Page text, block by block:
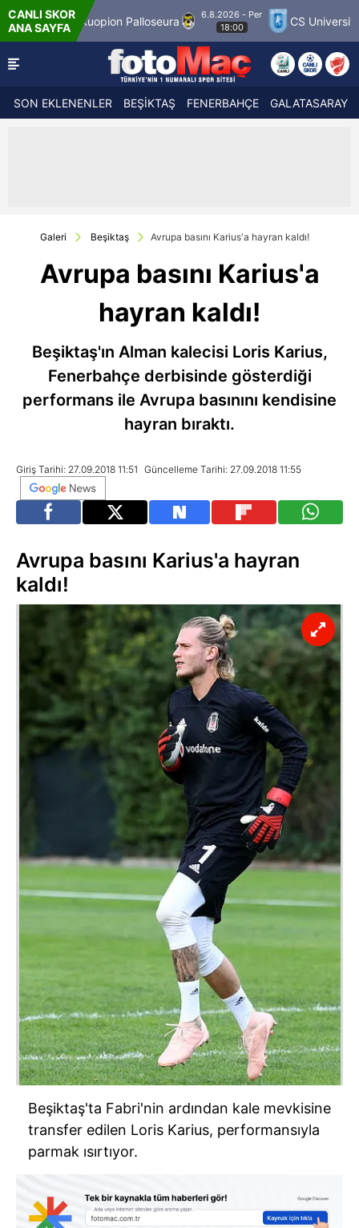
CANLI SKOR
ANA SAYFA
6.8.2026 - Per
18:00
CS Universitatea Craiova 1948 FC
SON EKLENENLER BEŞİKTAŞ FENERBAHÇE GALATASARAY
Galeri Beşiktaş Avrupa basını Karius'a hayran kaldı!
Avrupa basını Karius'a
hayran kaldı!
Beşiktaş'ın Alman kalecisi Loris Karius,
Fenerbahçe derbisinde gösterdiği
performans ile Avrupa basınını kendisine
hayran bıraktı.
Giriş Tarihi: 27.09.2018 11:51 Güncelleme Tarihi: 27.09.2018 11:55
Avrupa basını Karius'a hayran
kaldı!
Beşiktaş'ta Fabri'nin ardından kale mevkisine
transfer edilen Loris Karius, performansıyla
parmak ısırtıyor.